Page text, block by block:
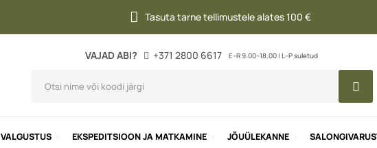
Tasuta tarne tellimustele alates 100 €
VAJAD ABI? +371 2800 6617 E–R 9.00–18.00 | L–P suletud
VALGUSTUS EKSPEDITSIOON JA MATKAMINE JÕUÜLEKANNE